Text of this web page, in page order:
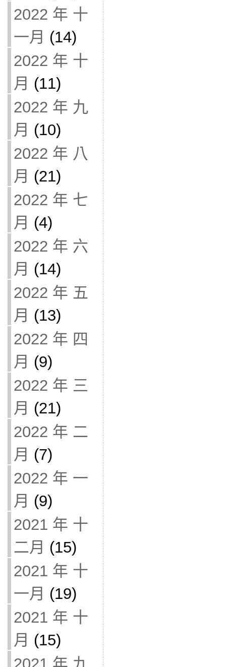
2022 年 十
一月 (14)
2022 年 十
月 (11)
2022 年 九
月 (10)
2022 年 八
月 (21)
2022 年 七
月 (4)
2022 年 六
月 (14)
2022 年 五
月 (13)
2022 年 四
月 (9)
2022 年 三
月 (21)
2022 年 二
月 (7)
2022 年 一
月 (9)
2021 年 十
二月 (15)
2021 年 十
一月 (19)
2021 年 十
月 (15)